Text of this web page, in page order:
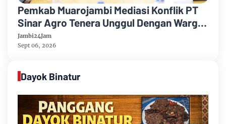
Pemkab Muarojambi Mediasi Konflik PT
Sinar Agro Tenera Unggul Dengan Warga
Sipin Teluk Duren
Jambi24Jam
Sept 06, 2026
Dayok Binatur